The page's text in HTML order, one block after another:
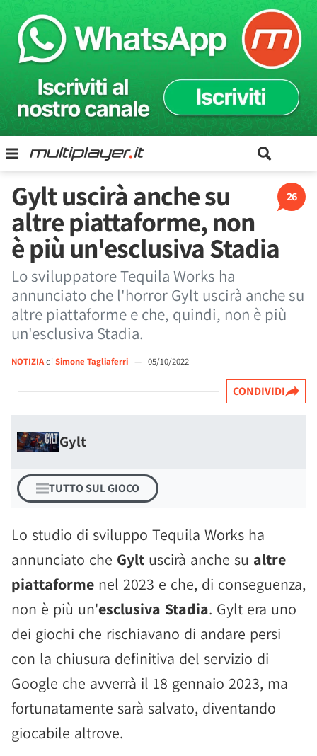
26
Gylt uscirà anche su
altre piattaforme, non
è più un'esclusiva Stadia
Lo sviluppatore Tequila Works ha
annunciato che l'horror Gylt uscirà anche su
altre piattaforme e che, quindi, non è più
un'esclusiva Stadia.
NOTIZIAdi Simone Tagliaferri — 05/10/2022
CONDIVIDI
Gylt
TUTTO SUL GIOCO
Lo studio di sviluppo Tequila Works ha
annunciato che Gylt uscirà anche su altre
piattaforme nel 2023 e che, di conseguenza,
non è più un'esclusiva Stadia. Gylt era uno
dei giochi che rischiavano di andare persi
con la chiusura definitiva del servizio di
Google che avverrà il 18 gennaio 2023, ma
fortunatamente sarà salvato, diventando
giocabile altrove.